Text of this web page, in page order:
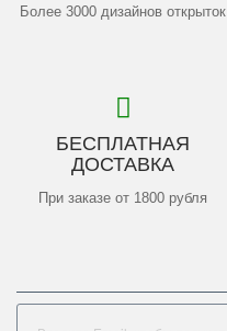
Более 3000 дизайнов открыток
БЕСПЛАТНАЯ
ДОСТАВКА
При заказе от 1800 рубля